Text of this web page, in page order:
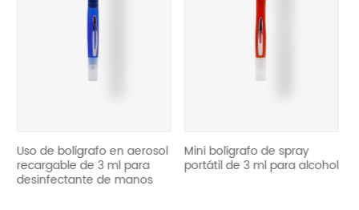
en aerosol
de 3 ml para
de manos
Mini bolígrafo de spray
portátil de 3 ml para alcohol
reutilizar
aerosol